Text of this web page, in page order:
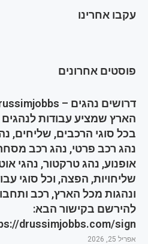
עקבו אחרינו
פוסטים אחרונים
הארץ שמציע עבודות
בכל סוגי הרכבים, שליחים,
נהג רכב פרטי, נהג רכב
אופנוע, נהג טרקטור, נהגי
שליחויות, הפצה, וכל סוגי
ונהגות מכל הארץ, רכב
להירשם בקישור הבא:
drussimjobbs.com/sign/
אפריל 25, 2026